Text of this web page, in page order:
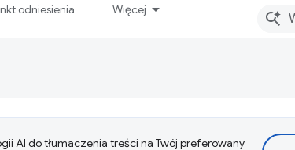
odniesienia Więcej
AI do tłumaczenia treści na Twój preferowany